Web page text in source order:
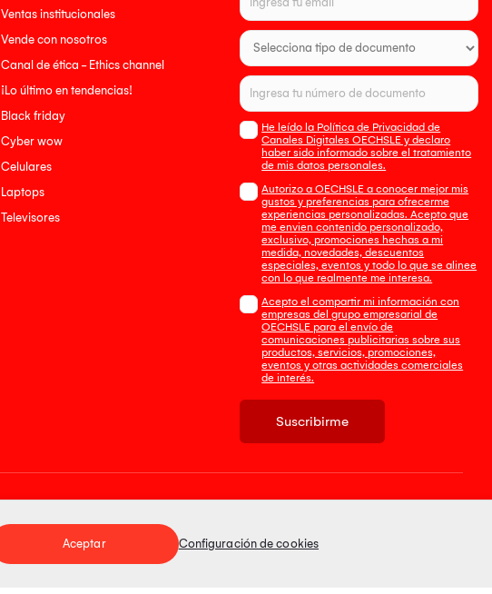
Ventas institucionales
Vende con nosotros
Canal de ética - Ethics channel
¡Lo último en tendencias!
Black friday
Cyber wow
Celulares
Laptops
Televisores
He leído la Política de Privacidad de
Canales Digitales OECHSLE y declaro
haber sido informado sobre el tratamiento
de mis datos personales.
Autorizo a OECHSLE a conocer mejor mis
gustos y preferencias para ofrecerme
experiencias personalizadas. Acepto que
me envien contenido personalizado,
exclusivo, promociones hechas a mi
medida, novedades, descuentos
especiales, eventos y todo lo que se alinee
con lo que realmente me interesa.
Acepto el compartir mi información con
empresas del grupo empresarial de
OECHSLE para el envío de
comunicaciones publicitarias sobre sus
productos, servicios, promociones,
eventos y otras actividades comerciales
de interés.
Suscribirme
Tienda 100% Segura
Aceptar Configuración de cookies